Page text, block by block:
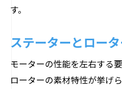
す。
ステーターとロー
モーターの性能を左右する
ローターの素材特性が挙げ